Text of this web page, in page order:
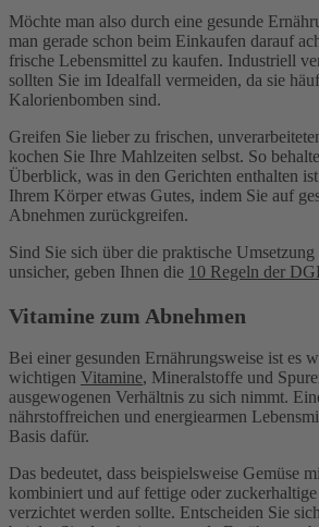
Möchte man also durch eine gesunde
man gerade schon beim Einkaufen darauf
frische Lebensmittel zu kaufen. Industriell
sollten Sie im Idealfall vermeiden, da sie
Kalorienbomben sind.
Greifen Sie lieber zu frischen,
kochen Sie Ihre Mahlzeiten selbst. So
Überblick, was in den Gerichten enthalten
Ihrem Körper etwas Gutes, indem Sie auf
Abnehmen zurückgreifen.
Sind Sie sich über die praktische
unsicher, geben Ihnen die 10 Regeln der
Vitamine zum Abnehmen
Bei einer gesunden Ernährungsweise ist es
wichtigen Vitamine, Mineralstoffe und
ausgewogenen Verhältnis zu sich nimmt.
nährstoffreichen und energiearmen
Basis dafür.
Das bedeutet, dass beispielsweise Gemüse
kombiniert und auf fettige oder
verzichtet werden sollte. Entscheiden Sie